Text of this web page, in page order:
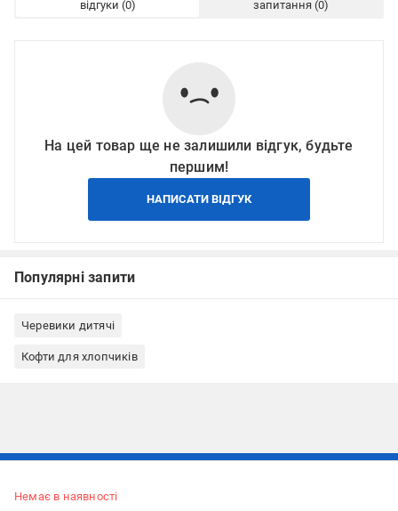
відгуки запитання
На цей товар ще не залишили відгук, будьте
першим!
НАПИСАТИ ВІДГУК
Популярні запити
Черевики дитячі
Кофти для хлопчиків
Немає в наявності